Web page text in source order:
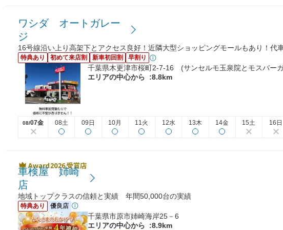
ワシダ オートガレー
ジ
16号線沿い上り高架下とアクセス良好！近隣大型ショッピングモールもあり！代
特典あり 初めて来店割 新車初回割 早割り
千葉県木更津市桜町2-7-16 (サンセルモ玉泉院とモスバー
エリアの中心から
:8.8km
08/07金 08土 09日 10月 11火 12水 13木 14金 15土 16日
車検屋 姉崎
店
地域トップクラスの信頼と実績 年間50,000台の実績
特典あり 優良店
千葉県市原市姉崎海岸25－6
エリアの中心から
:8.9km